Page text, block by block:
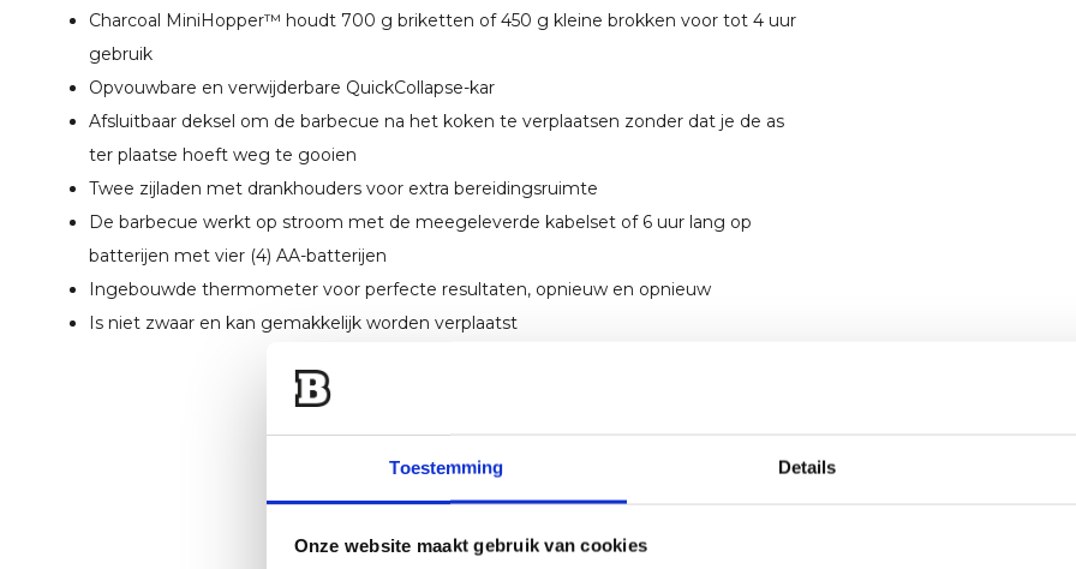
Toestemming Details
Onze website maakt gebruik van cookies
Charcoal MiniHopper™ houdt 700 g briketten of 450 g kleine brokken voor tot 4 uur
gebruik
Opvouwbare en verwijderbare QuickCollapse-kar
Afsluitbaar deksel om de barbecue na het koken te verplaatsen zonder dat je de as
ter plaatse hoeft weg te gooien
Twee zijladen met drankhouders voor extra bereidingsruimte
De barbecue werkt op stroom met de meegeleverde kabelset of 6 uur lang op
batterijen met vier (4) AA-batterijen
Ingebouwde thermometer voor perfecte resultaten, opnieuw en opnieuw
Is niet zwaar en kan gemakkelijk worden verplaatst